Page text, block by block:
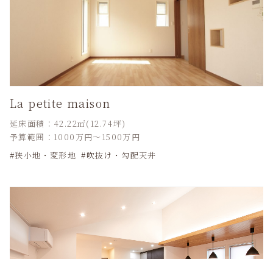
La petite maison
延床面積：42.22㎡(12.74坪)
予算範囲：1000万円～1500万円
狭小地・変形地
吹抜け・勾配天井